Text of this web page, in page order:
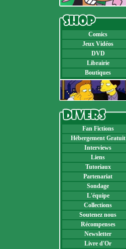
Comics
Jeux Vidéos
DVD
Librairie
Boutiques
Fan Fictions
Hébergement Gratuit
Interviews
Liens
Tutoriaux
Partenariat
Sondage
L'équipe
Collections
Soutenez nous
Récompenses
Newsletter
Livre d'Or